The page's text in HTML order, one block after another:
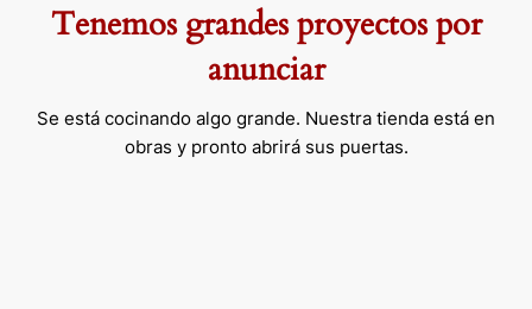
Tenemos grandes proyectos por
anunciar
Se está cocinando algo grande. Nuestra tienda está en
obras y pronto abrirá sus puertas.